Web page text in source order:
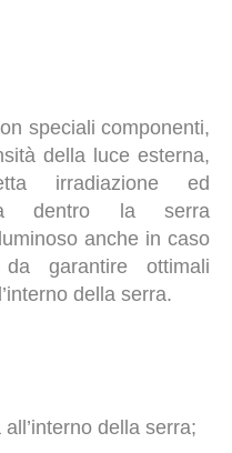
speciali componenti,
della luce esterna,
irradiazione ed
dentro la serra
anche in caso
garantire ottimali
della serra.
della serra;